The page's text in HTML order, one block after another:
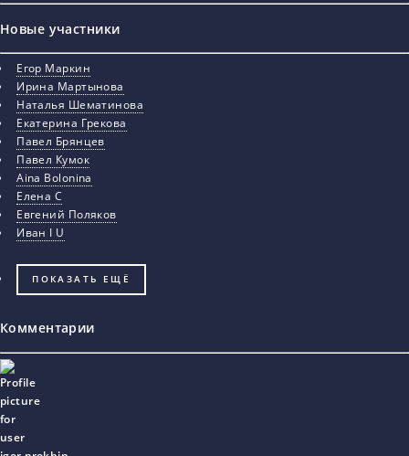
Новые участники
Егор Маркин
Ирина Мартынова
Наталья Шематинова
Екатерина Грекова
Павел Брянцев
Павел Кумок
Aina Bolonina
Елена С
Евгений Поляков
Иван I U
ПОКАЗАТЬ ЕЩЁ
Комментарии